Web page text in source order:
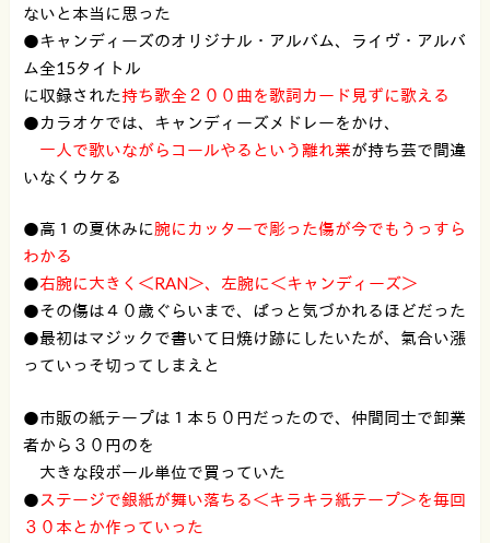
ないと本当に思った
●キャンディーズのオリジナル・アルバム、ライヴ・アルバ
ム全15タイトル
に収録された持ち歌全２００曲を歌詞カード見ずに歌える
●カラオケでは、キャンディーズメドレーをかけ、
一人で歌いながらコールやるという離れ業が持ち芸で間違
いなくウケる
●高１の夏休みに腕にカッターで彫った傷が今でもうっすら
わかる
●右腕に大きく＜RAN＞、左腕に＜キャンディーズ＞
●その傷は４０歳ぐらいまで、ぱっと気づかれるほどだった
●最初はマジックで書いて日焼け跡にしたいたが、氣合い漲
っていっそ切ってしまえと
●市販の紙テープは１本５０円だったので、仲間同士で卸業
者から３０円のを
大きな段ボール単位で買っていた
● ステージで銀紙が舞い落ちる＜キラキラ紙テープ＞を毎回
３０本とか作っていった